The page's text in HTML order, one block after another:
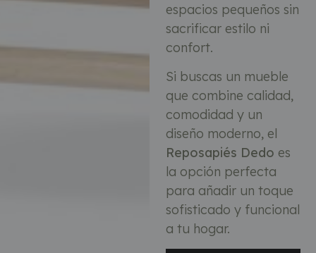
espacios pequeños sin
sacrificar estilo ni
confort.
Si buscas un mueble
que combine calidad,
comodidad y un
diseño moderno, el
Reposapiés Dedo es
la opción perfecta
para añadir un toque
sofisticado y funcional
a tu hogar.